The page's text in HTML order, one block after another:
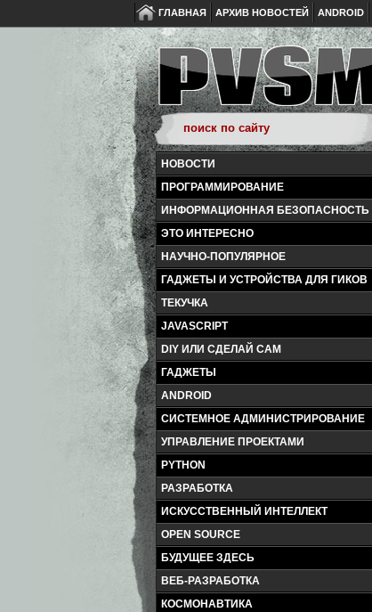
ГЛАВНАЯ АРХИВ НОВОСТЕЙ ANDROID
НОВОСТИ
ПРОГРАММИРОВАНИЕ
ИНФОРМАЦИОННАЯ БЕЗОПАСНОСТЬ
ЭТО ИНТЕРЕСНО
НАУЧНО-ПОПУЛЯРНОЕ
ГАДЖЕТЫ И УСТРОЙСТВА ДЛЯ ГИКОВ
ТЕКУЧКА
JAVASCRIPT
DIY ИЛИ СДЕЛАЙ САМ
ГАДЖЕТЫ
ANDROID
СИСТЕМНОЕ АДМИНИСТРИРОВАНИЕ
УПРАВЛЕНИЕ ПРОЕКТАМИ
PYTHON
РАЗРАБОТКА
ИСКУССТВЕННЫЙ ИНТЕЛЛЕКТ
OPEN SOURCE
БУДУЩЕЕ ЗДЕСЬ
ВЕБ-РАЗРАБОТКА
КОСМОНАВТИКА